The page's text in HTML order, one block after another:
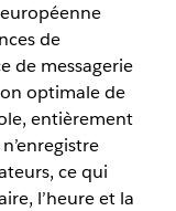
de
de messagerie
optimale de
entièrement
ce qui
l’heure et la